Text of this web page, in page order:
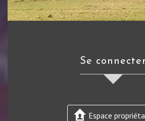
se connecter
Espace